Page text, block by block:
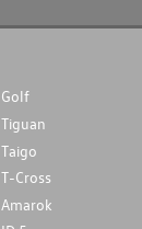
Golf
Tiguan
Taigo
T-Cross
Amarok